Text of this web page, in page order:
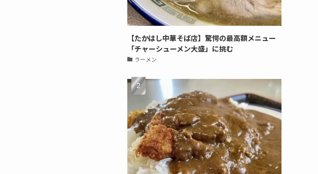
【たかはし中華そば店】驚愕の最高額メニュー
「チャーシューメン大盛」に挑む
ラーメン